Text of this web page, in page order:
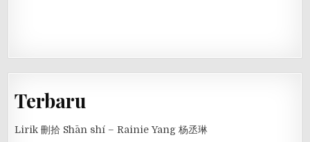
Terbaru
Lirik 刪拾 Shān shí – Rainie Yang 杨丞琳